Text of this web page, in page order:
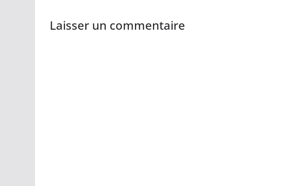
Laisser un commentaire